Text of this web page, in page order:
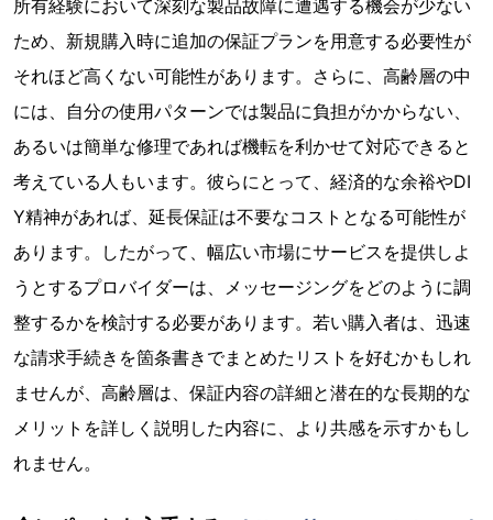
所有経験において深刻な製品故障に遭遇する機会が少ない
ため、新規購入時に追加の保証プランを用意する必要性が
それほど高くない可能性があります。さらに、高齢層の中
には、自分の使用パターンでは製品に負担がかからない、
あるいは簡単な修理であれば機転を利かせて対応できると
考えている人もいます。彼らにとって、経済的な余裕やDI
Y精神があれば、延長保証は不要なコストとなる可能性が
あります。したがって、幅広い市場にサービスを提供しよ
うとするプロバイダーは、メッセージングをどのように調
整するかを検討する必要があります。若い購入者は、迅速
な請求手続きを箇条書きでまとめたリストを好むかもしれ
ませんが、高齢層は、保証内容の詳細と潜在的な長期的な
メリットを詳しく説明した内容に、より共感を示すかもし
れません。